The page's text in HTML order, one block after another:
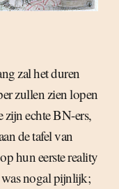
zal het duren
zullen zien lopen
zijn echte BN-ers,
de tafel van
hun eerste reality
nogal pijnlijk;